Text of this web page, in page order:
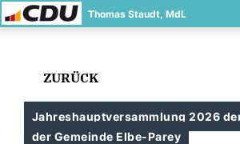
Thomas Staudt, MdL
ZURÜCK
Jahreshauptversammlung 2026
der Gemeinde Elbe-Parey